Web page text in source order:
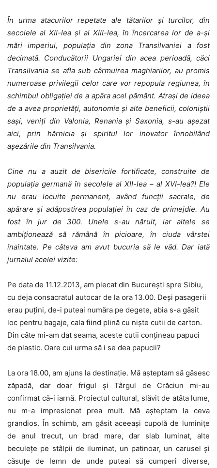
În urma atacurilor repetate ale tătarilor şi turcilor, din
secolele al XII-lea şi al XIII-lea, în încercarea lor de a-şi
mări imperiul, populaţia din zona Transilvaniei a fost
decimată. Conducătorii Ungariei din acea perioadă, căci
Transilvania se afla sub cârmuirea maghiarilor, au promis
numeroase privilegii celor care vor repopula regiunea, în
schimbul obligaţiei de a apăra acel pământ. Atraşi de ideea
de a avea proprietăţi, autonomie şi alte beneficii, coloniştii
saşi, veniţi din Valonia, Renania şi Saxonia, s-au aşezat
aici, prin hărnicia şi spiritul lor inovator înnobilând
aşezările din Transilvania.
Cine nu a auzit de bisericile fortificate, construite de
populaţia germană în secolele al XII-lea – al XVI-lea?! Ele
nu erau locuite permanent, având funcţii sacrale, de
apărare şi adăpostirea populaţiei în caz de primejdie. Au
fost în jur de 300. Unele s-au năruit, iar altele se
ambiţionează să rămână în picioare, în ciuda vârstei
înaintate. Pe câteva am avut bucuria să le văd. Dar iată
jurnalul acelei vizite:
Pe data de 11.12.2013, am plecat din Bucureşti spre Sibiu,
cu deja consacratul autocar de la ora 13.00. Deşi pasagerii
erau puţini, de-i puteai număra pe degete, abia s-a găsit
loc pentru bagaje, cala fiind plină cu nişte cutii de carton.
Din câte mi-am dat seama, aceste cutii conţineau papuci
de plastic. Oare cui urma să i se dea papucii?
La ora 18.00, am ajuns la destinaţie. Mă aşteptam să găsesc
zăpadă, dar doar frigul şi Târgul de Crăciun mi-au
confirmat că-i iarnă. Proiectul cultural, slăvit de atâta lume,
nu m-a impresionat prea mult. Mă aşteptam la ceva
grandios. În schimb, am găsit aceeaşi cupolă de luminiţe
de anul trecut, un brad mare, dar slab luminat, alte
beculeţe pe stâlpii de iluminat, un patinoar, un carusel şi
căsuţe de lemn de unde puteai să cumperi diverse,